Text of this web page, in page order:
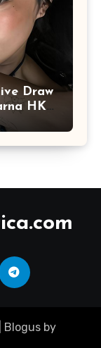
Draw
HK
Blogus by